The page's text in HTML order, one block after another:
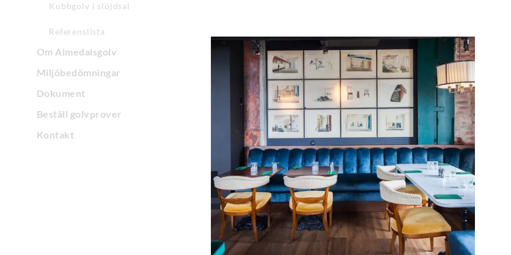
Kubbgolv i slöjdsal
Referenslista
Om Almedalsgolv
Miljöbedömningar
Dokument
Beställ golvprover
Kontakt